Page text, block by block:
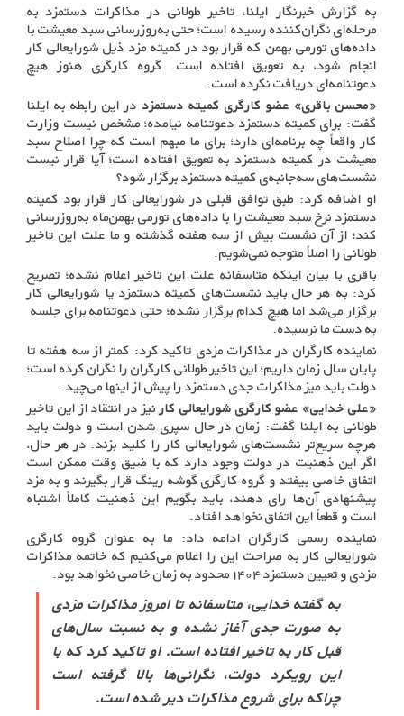
به گزارش خبرنگار ایلنا، تاخیر طولانی در مذاکرات دستمزد به
مرحله‌ای نگران‌کننده رسیده است؛ حتی به‌روزرسانی سبد معیشت با
داده‌های تورمی بهمن که قرار بود در کمیته مزد ذیل شورایعالی کار
انجام شود، به تعویق افتاده است. گروه کارگری هنوز هیچ
دعوتنامه‌ای دریافت نکرده است.
«محسن باقری» عضو کارگری کمیته دستمزد در این رابطه به ایلنا
گفت: برای کمیته دستمزد دعوتنامه نیامده؛ مشخص نیست وزارت
کار واقعاً چه برنامه‌ای دارد؛ برای ما مبهم است که چرا اصلاح سبد
معیشت در کمیته دستمزد به تعویق افتاده است؛ آیا قرار نیست
نشست‌های سه‌جانبه‌ی کمیته دستمزد برگزار شود؟
او اضافه کرد: طبق توافق قبلی در شورایعالی کار قرار بود کمیته
دستمزد نرخ سبد معیشت را با داده‌های تورمی بهمن‌ماه به‌روزرسانی
کند؛ از آن نشست بیش از سه هفته گذشته و ما علت این تاخیر
طولانی را اصلاً متوجه نمی‌شویم.
باقری با بیان اینکه متاسفانه علت این تاخیر اعلام نشده؛ تصریح
کرد: به هر حال باید نشست‌های کمیته دستمزد یا شورایعالی کار
برگزار می‌شد اما هیچ کدام برگزار نشده؛ حتی دعوتنامه‌ برای جلسه
به دست ما نرسیده.
نماینده کارگران در مذاکرات مزدی تاکید کرد: کمتر از سه هفته تا
پایان سال زمان داریم؛ این تاخیر طولانی کارگران را نگران کرده است؛
دولت باید میز مذاکرات جدی دستمزد را پیش از اینها می‌چید.
«علی خدایی» عضو کارگری شورایعالی کارنیز در انتقاد از این تاخیر
طولانی به ایلنا گفت: زمان در حال سپری شدن است و دولت باید
هرچه سریع‌تر نشست‌های شورایعالی کار را کلید بزند. در هر حال،
اگر این ذهنیت در دولت وجود دارد که با ضیق وقت ممکن است
اتفاق خاصی بیفتد و گروه کارگری گوشه رینگ قرار بگیرند و به مزد
پیشنهادی آن‌ها رای ‌دهند، باید بگویم این ذهنیت کاملاً اشتباه
است و قطعاً این اتفاق نخواهد افتاد.
نماینده رسمی کارگران ادامه داد: ما به عنوان گروه کارگری
شورایعالی کار به صراحت این را اعلام می‌کنیم که خاتمه مذاکرات
مزدی و تعیین دستمزد ۱۴۰۴ محدود به زمان خاصی نخواهد بود.
به گفته خدایی، متاسفانه تا امروز مذاکرات مزدی
به صورت جدی آغاز نشده و به نسبت سال‌های
قبل کار به تاخیر افتاده است. او تاکید کرد که با
این رویکرد دولت، نگرانی‌ها بالا گرفته است
چراکه برای شروع مذاکرات دیر شده است.